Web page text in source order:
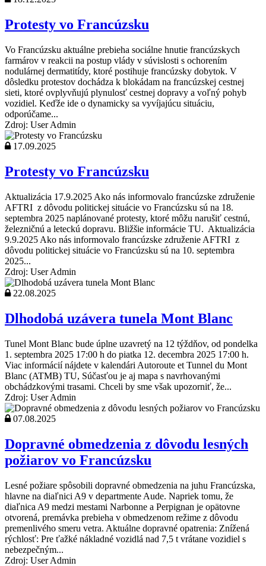
Protesty vo Francúzsku
Vo Francúzsku aktuálne prebieha sociálne hnutie francúzskych
farmárov v reakcii na postup vlády v súvislosti s ochorením
nodulárnej dermatitídy, ktoré postihuje francúzsky dobytok. V
dôsledku protestov dochádza k blokádam na francúzskej cestnej
sieti, ktoré ovplyvňujú plynulosť cestnej dopravy a voľný pohyb
vozidiel. Keďže ide o dynamicky sa vyvíjajúcu situáciu,
odporúčame...
Zdroj: User Admin
17.09.2025
Protesty vo Francúzsku
Aktualizácia 17.9.2025 Ako nás informovalo francúzske združenie
AFTRI z dôvodu politickej situácie vo Francúzsku sú na 18.
septembra 2025 naplánované protesty, ktoré môžu narušiť cestnú,
železničnú a leteckú dopravu. Bližšie informácie TU. Aktualizácia
9.9.2025 Ako nás informovalo francúzske združenie AFTRI z
dôvodu politickej situácie vo Francúzsku sú na 10. septembra
2025...
Zdroj: User Admin
22.08.2025
Dlhodobá uzávera tunela Mont Blanc
Tunel Mont Blanc bude úplne uzavretý na 12 týždňov, od pondelka
1. septembra 2025 17:00 h do piatka 12. decembra 2025 17:00 h.
Viac informácií nájdete v kalendári Autoroute et Tunnel du Mont
Blanc (ATMB) TU, Súčasťou je aj mapa s navrhovanými
obchádzkovými trasami. Chceli by sme však upozorniť, že...
Zdroj: User Admin
07.08.2025
Dopravné obmedzenia z dôvodu lesných
požiarov vo Francúzsku
Lesné požiare spôsobili dopravné obmedzenia na juhu Francúzska,
hlavne na diaľnici A9 v departmente Aude. Napriek tomu, že
diaľnica A9 medzi mestami Narbonne a Perpignan je opätovne
otvorená, premávka prebieha v obmedzenom režime z dôvodu
premenlivého smeru vetra. Aktuálne dopravné opatrenia: Znížená
rýchlosť: Pre ťažké nákladné vozidlá nad 7,5 t vrátane vozidiel s
nebezpečným...
Zdroj: User Admin